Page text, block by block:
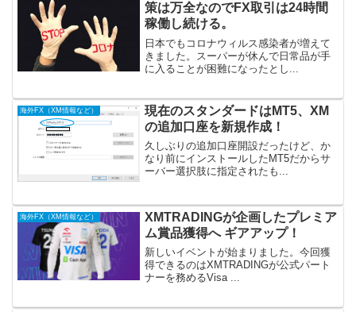
策は万全なのでFX取引は24時間
稼働し続ける。
日本でもコロナウィルス感染者が増えて
きました。スーパーが休んで日常品が手
に入ることが困難になったとし...
海外FX（XM情報など）
現在のスタンダードはMT5、XM
の追加口座を新規作成！
久しぶりの追加口座開設だったけど、か
なり前にインストールしたMT5だからサ
ーバー選択肢に指定されたも...
海外FX（XM情報など）
XMTRADINGが企画したプレミア
ム賞品獲得へ ギアアップ！
新しいイベントが始まりました。今回獲
得できるのはXMTRADINGが公式パート
ナーを務めるVisa ...